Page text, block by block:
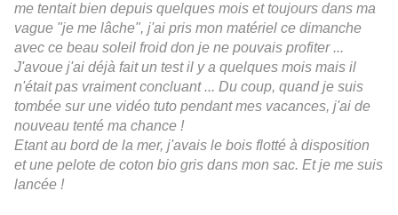
me tentait bien depuis quelques mois et toujours dans ma
vague "je me lâche", j'ai pris mon matériel ce dimanche
avec ce beau soleil froid don je ne pouvais profiter ...
J'avoue j'ai déjà fait un test il y a quelques mois mais il
n'était pas vraiment concluant ... Du coup, quand je suis
tombée sur une vidéo tuto pendant mes vacances, j'ai de
nouveau tenté ma chance !
Etant au bord de la mer, j'avais le bois flotté à disposition
et une pelote de coton bio gris dans mon sac. Et je me suis
lancée !